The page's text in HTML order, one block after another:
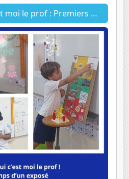
pas à l’oral pour les élèves du primaire